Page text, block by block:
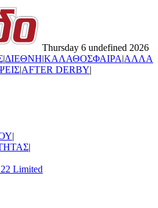
Thursday 6 undefined 2026
|ΔΙΕΘΝΗ|ΚΑΛΑΘΟΣΦΑΙΡΑ|ΑΛΛΑ
|AFTER DERBY|
|
|
Limited